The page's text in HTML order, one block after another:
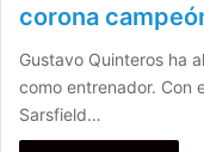
corona
Gustavo Quinteros ha
como entrenador. Con
Sarsfield…